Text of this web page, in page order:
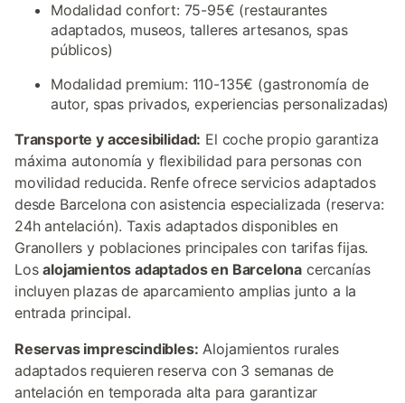
Modalidad confort: 75-95€ (restaurantes
adaptados, museos, talleres artesanos, spas
públicos)
Modalidad premium: 110-135€ (gastronomía de
autor, spas privados, experiencias personalizadas)
Transporte y accesibilidad: El coche propio garantiza
máxima autonomía y flexibilidad para personas con
movilidad reducida. Renfe ofrece servicios adaptados
desde Barcelona con asistencia especializada (reserva:
24h antelación). Taxis adaptados disponibles en
Granollers y poblaciones principales con tarifas fijas.
Losalojamientos adaptados en Barcelona cercanías
incluyen plazas de aparcamiento amplias junto a la
entrada principal.
Reservas imprescindibles: Alojamientos rurales
adaptados requieren reserva con 3 semanas de
antelación en temporada alta para garantizar